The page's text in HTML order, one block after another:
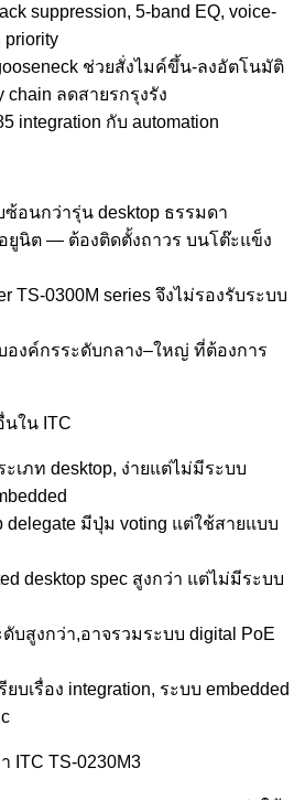
suppression, 5-band EQ, voice-
priority
ช่วยสั่งไมค์ขึ้น-ลงอัตโนมัติ
chain ลดสายรกรุงรัง
integration กับ automation
อนกว่ารุ่น desktop ธรรมดา
ยูนิต — ต้องติดตั้งถาวร บนโต๊ะแข็ง
TS‑0300M series จึงไม่รองรับระบบ
องค์กรระดับกลาง–ใหญ่ ที่ต้องการ
นใน ITC
ะเภท desktop, ง่ายแต่ไม่มีระบบ
delegate มีปุ่ม voting แต่ใช้สายแบบ
desktop spec สูงกว่า แต่ไม่มีระบบ
ดับสูงกว่า,อาจรวมระบบ digital PoE
ยบเรื่อง integration, ระบบ embedded
ITC TS-0230M3